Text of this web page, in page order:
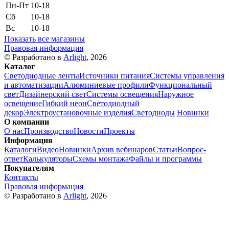
Пн-Пт 10-18
Сб
10-18
Вс
10-18
Показать все магазины
Правовая информация
© Разработано в Arlight, 2026
Каталог
Светодиодные лентыИсточники питанияСистемы управления
и автоматизацииАлюминиевые профилиФункциональный
светДизайнерский светСистемы освещенияНаружное
освещениеГибкий неонСветодиодный
декорЭлектроустановочные изделияСветодиоды Новинки
О компании
О насПроизводствоНовостиПроекты
Информация
КаталогиВидеоНовинкиАрхив вебинаровСтатьиВопрос-
ответКалькуляторыСхемы монтажаФайлы и программы
Покупателям
Контакты
Правовая информация
© Разработано в Arlight, 2026